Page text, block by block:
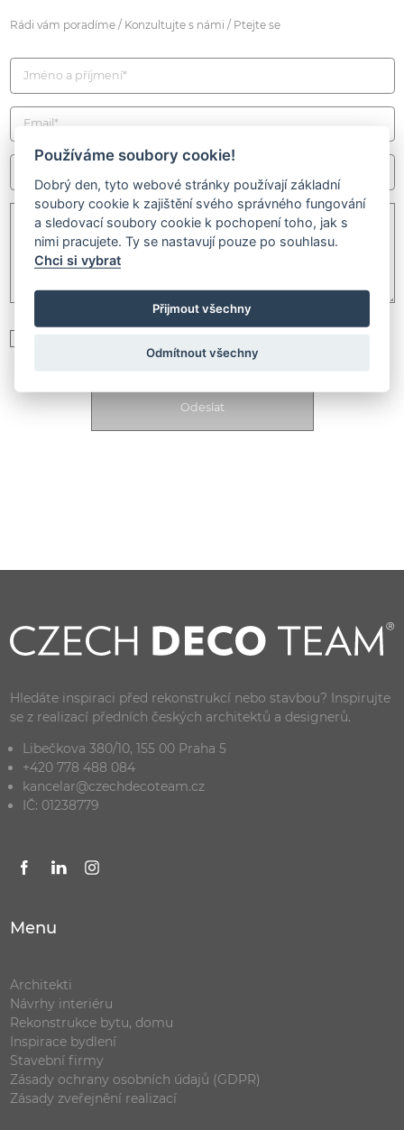
Rádi vám poradíme / Konzultujte s námi / Ptejte se
Hledáte inspiraci před rekonstrukcí nebo stavbou? Inspirujte
se z realizací předních českých architektů a designerů.
Libečkova 380/10, 155 00 Praha 5
+420 778 488 084
kancelar@czechdecoteam.cz
IČ: 01238779
Menu
Architekti
Návrhy interiéru
Rekonstrukce bytu, domu
Inspirace bydlení
Stavební firmy
Zásady ochrany osobních údajů (GDPR)
Zásady zveřejnění realizací
Používáme soubory cookie!
Dobrý den, tyto webové stránky používají základní
soubory cookie k zajištění svého správného fungování
a sledovací soubory cookie k pochopení toho, jak s
nimi pracujete. Ty se nastavují pouze po souhlasu.
Chci si vybrat
Přijmout všechny
Odmítnout všechny